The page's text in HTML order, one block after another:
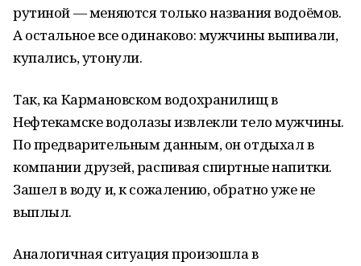
рутиной — меняются только названия водоёмов.
А остальное все одинаково: мужчины выпивали,
купались, утонули.
Так, ка Кармановском водохранилищ в
Нефтекамске водолазы извлекли тело мужчины.
По предварительным данным, он отдыхал в
компании друзей, распивая спиртные напитки.
Зашел в воду и, к сожалению, обратно уже не
выплыл.
Аналогичная ситуация произошла в